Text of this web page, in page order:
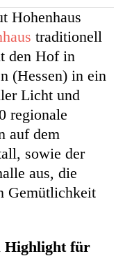
Hohenhaus
traditionell
den Hof in
(Hessen) in ein
Licht und
regionale
auf dem
sowie der
aus, die
Gemütlichkeit
Highlight für